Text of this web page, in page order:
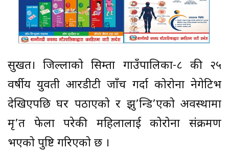
सुर्खेत। जिल्लाको सिम्ता गाउँपालिका-८ की २५
वर्षीय युवती आरडीटी जाँच गर्दा कोरोना नेगेटिभ
देखिएपछि घर पठाएको र झु’न्डि’एको अवस्थामा
मृ’त फेला परेकी महिलालाई कोरोना संक्रमण
भएको पुष्टि गरिएको छ ।